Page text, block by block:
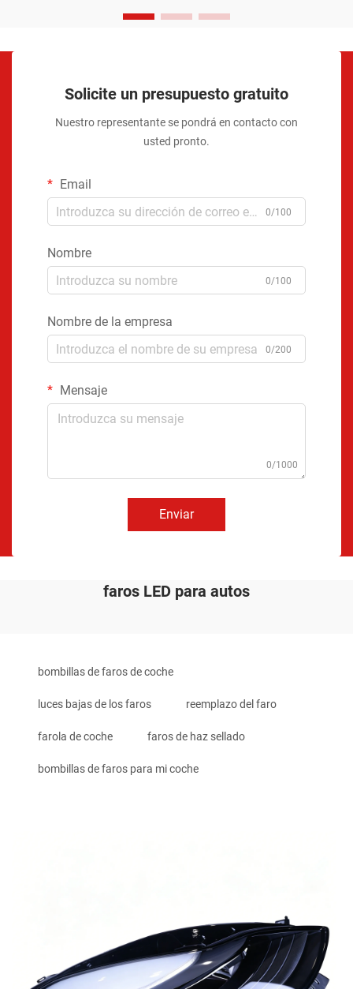
Solicite un presupuesto gratuito
Nuestro representante se pondrá en contacto con
usted pronto.
Email
0/100
Nombre
0/100
Nombre de la empresa
0/200
Mensaje
0/1000
Enviar
faros LED para autos
bombillas de faros de coche
luces bajas de los faros reemplazo del faro
farola de coche faros de haz sellado
bombillas de faros para mi coche